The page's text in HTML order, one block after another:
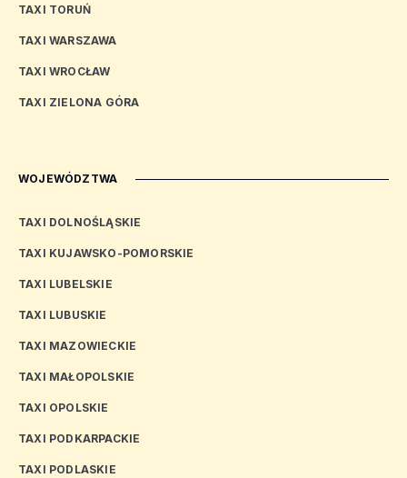
TAXI TORUŃ
TAXI WARSZAWA
TAXI WROCŁAW
TAXI ZIELONA GÓRA
WOJEWÓDZTWA
TAXI DOLNOŚLĄSKIE
TAXI KUJAWSKO-POMORSKIE
TAXI LUBELSKIE
TAXI LUBUSKIE
TAXI MAZOWIECKIE
TAXI MAŁOPOLSKIE
TAXI OPOLSKIE
TAXI PODKARPACKIE
TAXI PODLASKIE